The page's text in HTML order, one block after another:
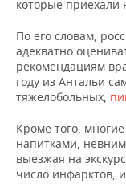
КОРОЛИ
ВУЗЫ
КОМУ
ТОРГОВЫЕ
ТАТАРСТАНА
ФИНАНСЫ
БАНКИ
БЮДЖЕТ
НОВОСТИ
АГРОПРОМ
НЕФТЕХИМИЯ
НЕФТЬ
НЕДВИЖИМОСТЬ
НОВОСТИ
АВТО
НОВОСТИ АВТО
БИЗНЕС
РОЗНИЧНАЯ
НОВОСТИ
МЕРОПРИЯТИЯ
которые приехали
По его словам,
адекватно
рекомендациям
году из Антальи
тяжелобольных,
Кроме того,
напитками,
выезжая на
число инфарктов,